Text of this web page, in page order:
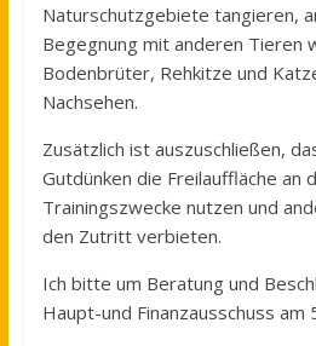
Naturschutzgebiete tangieren,
Begegnung mit anderen Tieren
Bodenbrüter, Rehkitze und
Nachsehen.
Zusätzlich ist auszuschließen,
Gutdünken die Freilauffläche an
Trainingszwecke nutzen und
den Zutritt verbieten.
Ich bitte um Beratung und
Haupt-und Finanzausschuss am